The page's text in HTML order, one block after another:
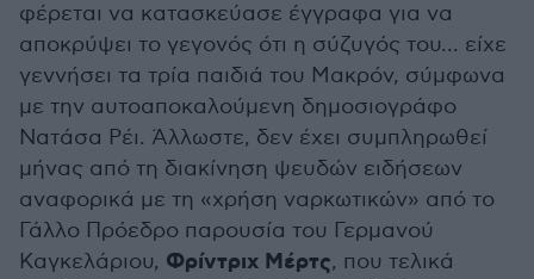
φέρεται να κατασκεύασε έγγραφα για να
αποκρύψει το γεγονός ότι η σύζυγός του... είχε
γεννήσει τα τρία παιδιά του Μακρόν, σύμφωνα
με την αυτοαποκαλούμενη δημοσιογράφο
Νατάσα Ρέι. Άλλωστε, δεν έχει συμπληρωθεί
μήνας από τη διακίνηση ψευδών ειδήσεων
αναφορικά με τη «χρήση ναρκωτικών» από το
Γάλλο Πρόεδρο παρουσία του Γερμανού
Καγκελάριου, Φρίντριχ Μέρτς, που τελικά